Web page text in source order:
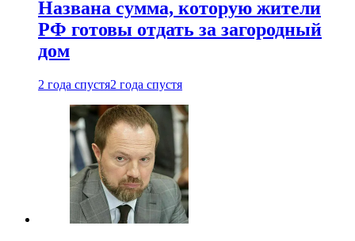
Названа сумма, которую жители
РФ готовы отдать за загородный
дом
2 года спустя2 года спустя